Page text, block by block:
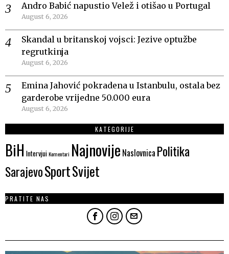
Andro Babić napustio Velež i otišao u Portugal
August 6, 2026
Skandal u britanskoj vojsci: Jezive optužbe
regrutkinja
August 6, 2026
Emina Jahović pokradena u Istanbulu, ostala bez
garderobe vrijedne 50.000 eura
August 6, 2026
KATEGORIJE
BiH IntervjuiKomentari Najnovije Naslovnica Politika
SarajevoSportSvijet
PRATITE NAS